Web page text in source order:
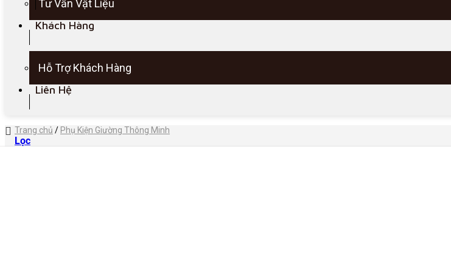
Tư Vấn Vật Liệu
Khách Hàng
Hỗ Trợ Khách Hàng
Liên Hệ
Trang chủ / Phụ Kiện Giường Thông Minh
Lọc